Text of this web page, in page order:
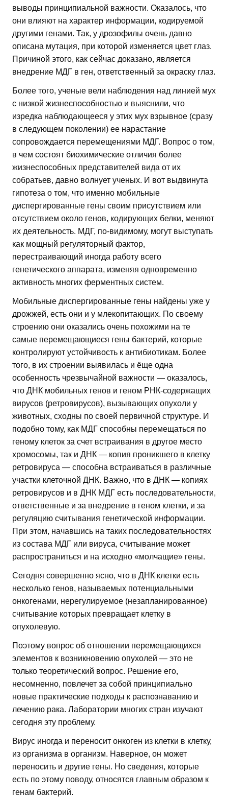
выводы принципиальной важности. Оказалось, что
они влияют на характер информации, кодируемой
другими генами. Так, у дрозофилы очень давно
описана мутация, при которой изменяется цвет глаз.
Причиной этого, как сейчас доказано, является
внедрение МДГ в ген, ответственный за окраску глаз.
Более того, ученые вели наблюдения над линией мух
с низкой жизнеспособностью и выяснили, что
изредка наблюдающееся у этих мух взрывное (сразу
в следующем поколении) ее нарастание
сопровождается перемещениями МДГ. Вопрос о том,
в чем состоят биохимические отличия более
жизнеспособных представителей вида от их
собратьев, давно волнует ученых. И вот выдвинута
гипотеза о том, что именно мобильные
диспергированные гены своим присутствием или
отсутствием около генов, кодирующих белки, меняют
их деятельность. МДГ, по-видимому, могут выступать
как мощный регуляторный фактор,
перестраивающий иногда работу всего
генетического аппарата, изменяя одновременно
активность многих ферментных систем.
Мобильные диспергированные гены найдены уже у
дрожжей, есть они и у млекопитающих. По своему
строению они оказались очень похожими на те
самые перемещающиеся гены бактерий, которые
контролируют устойчивость к антибиотикам. Более
того, в их строении выявилась и ёще одна
особенность чрезвычайной важности — оказалось,
что ДНК мобильных генов и геном РНК-содержащих
вирусов (ретровирусов), вызывающих опухоли у
животных, сходны по своей первичной структуре. И
подобно тому, как МДГ способны перемещаться по
геному клеток за счет встраивания в другое место
хромосомы, так и ДНК — копия проникшего в клетку
ретровируса — способна встраиваться в различные
участки клеточной ДНК. Важно, что в ДНК — копиях
ретровирусов и в ДНК МДГ есть последовательности,
ответственные и за внедрение в геном клетки, и за
регуляцию считывания генетической информации.
При этом, начавшись на таких последовательностях
из состава МДГ или вируса, считывание может
распространиться и на исходно «молчащие» гены.
Сегодня совершенно ясно, что в ДНК клетки есть
несколько генов, называемых потенциальными
онкогенами, нерегулируемое (незапланированное)
считывание которых превращает клетку в
опухолевую.
Поэтому вопрос об отношении перемещающихся
элементов к возникновению опухолей — это не
только теоретический вопрос. Решение его,
несомненно, повлечет за собой принципиально
новые практические подходы к распознаванию и
лечению рака. Лаборатории многих стран изучают
сегодня эту проблему.
Вирус иногда и переносит онкоген из клетки в клетку,
из организма в организм. Наверное, он может
переносить и другие гены. Но сведения, которые
есть по этому поводу, относятся главным образом к
генам бактерий.